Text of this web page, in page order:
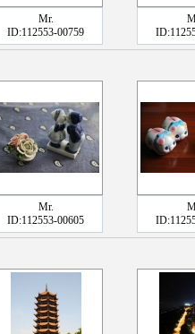
Mr.
ID:112553-00759
Mr.
ID:112553-00605